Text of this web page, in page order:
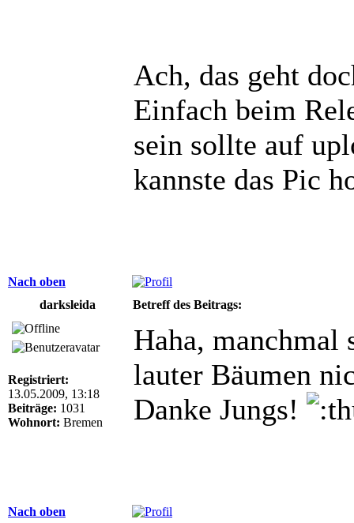
Ach, das geht
Einfach beim
sein sollte auf
kannste das Pic
Nach oben
darksleida
Betreff des Beitrags:
Registriert:
13.05.2009, 13:18
Beiträge: 1031
Wohnort: Bremen
Haha,
lauter Bäumen
Danke Jungs!
Nach oben